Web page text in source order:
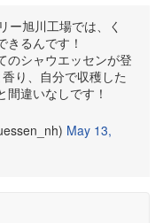
ー旭川工場では、く
るんです！
のシャウエッセンが登
り、自分で収穫した
違いなしです！
May 13,